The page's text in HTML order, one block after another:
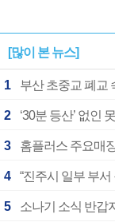
[많이 본 뉴스]
1 부산 초중교 폐교
2 ‘30분 등산’ 없인
3 홈플러스 주요매
4 “진주시 일부 부
5 소나기 소식 반갑